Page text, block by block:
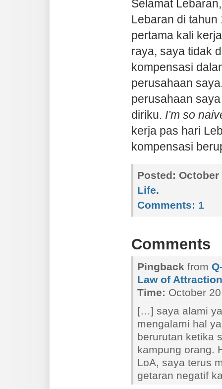
Selamat
Lebaran di
pertama kali
raya, saya tidak
kompensasi
perusahaan
perusahaan
diriku. I’m so
kerja pas hari
kompensasi
Posted:
Life.
Comments: 1
Comments
Pingback from
Law of Attraction
Time: October
[…] saya alami
mengalami hal
berurutan ketika
kampung orang.
LoA, saya terus
getaran negatif